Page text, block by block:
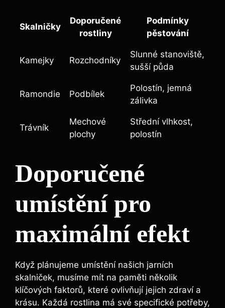
Skalničky
Doporučené
rostliny
Podmínky
pěstování
Kamejky Rozchodníky
Slunné stanoviště,
sušší půda
Ramondie Podbílek
Polostín, jemná
zálivka
Trávník
Mechové
plochy
Střední vlhkost,
polostín
Doporučené
umístění pro
maximální efekt
Když plánujeme umístění našich jarních
skalniček, musíme mít na paměti několik
klíčových faktorů, které ovlivňují jejich zdraví a
krásu. Každá rostlina má své specifické potřeby,